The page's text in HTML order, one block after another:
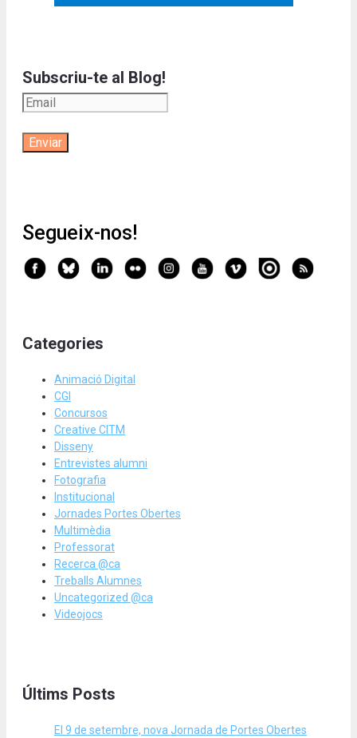
Subscriu-te al Blog!
Segueix-nos!
Categories
Animació Digital
CGI
Concursos
Creative CITM
Disseny
Entrevistes alumni
Fotografia
Institucional
Jornades Portes Obertes
Multimèdia
Professorat
Recerca @ca
Treballs Alumnes
Uncategorized @ca
Videojocs
Últims Posts
El 9 de setembre, nova Jornada de Portes Obertes